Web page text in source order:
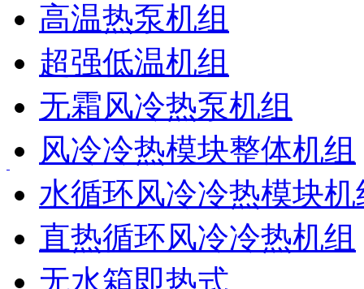
高温热泵机组
超强低温机组
无霜风冷热泵机组
风冷冷热模块整体机组
水循环风冷冷热模块机
直热循环风冷冷热机组
无水箱即热式